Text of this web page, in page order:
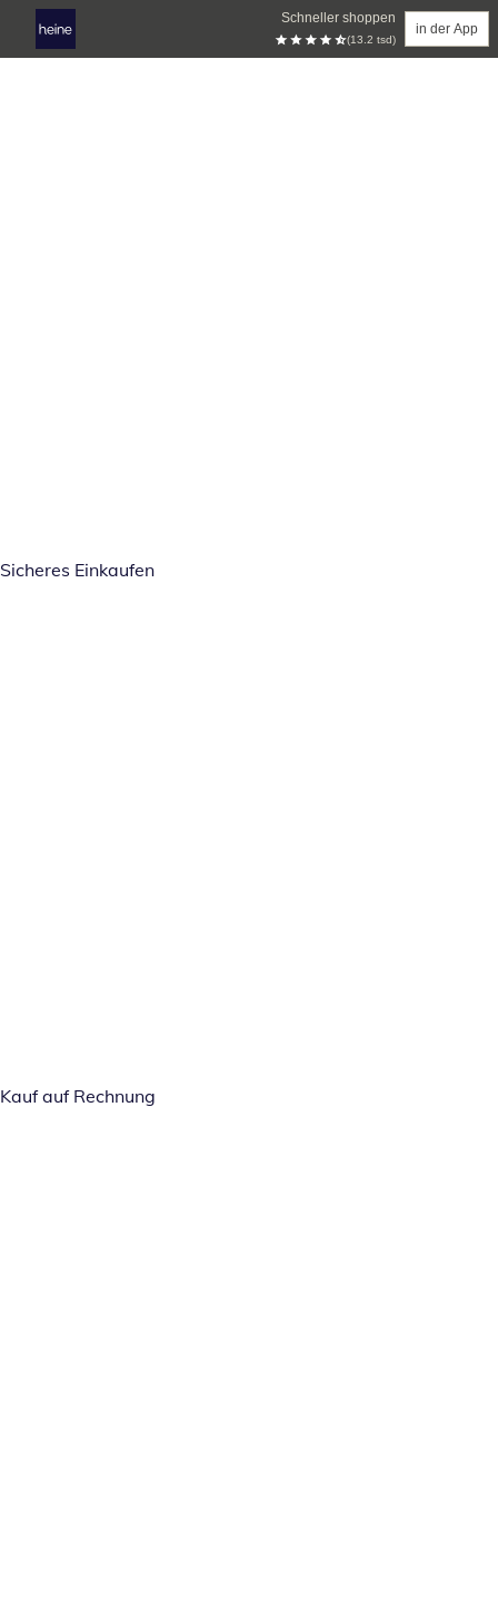
Schneller shoppen
(13.2 tsd)
in der App
Sicheres Einkaufen
Kauf auf Rechnung